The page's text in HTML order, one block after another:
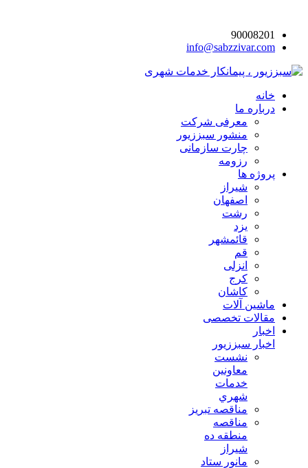
90008201
info@sabzzivar.com
خانه
درباره ما
معرفی شرکت
منشور سبززیور
چارت سازمانی
رزومه
پروژه ها
شیراز
اصفهان
رشت
یزد
قائمشهر
قم
انزلی
کرج
کاشان
ماشین آلات
مقالات تخصصی
اخبار
اخبار سبززیور
نشست
معاونين
خدمات
شهري
مناقصه تبريز
مناقصه
منطقه ده
شیراز
مانور ستاد